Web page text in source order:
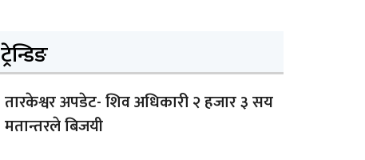
ट्रेन्डिङ
तारकेश्वर अपडेट- शिव अधिकारी २ हजार ३ सय
मतान्तरले बिजयी